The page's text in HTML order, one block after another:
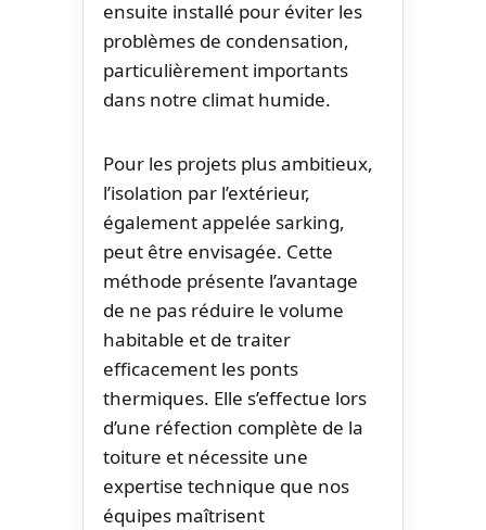
ensuite installé pour éviter les
problèmes de condensation,
particulièrement importants
dans notre climat humide.
Pour les projets plus ambitieux,
l’isolation par l’extérieur,
également appelée sarking,
peut être envisagée. Cette
méthode présente l’avantage
de ne pas réduire le volume
habitable et de traiter
efficacement les ponts
thermiques. Elle s’effectue lors
d’une réfection complète de la
toiture et nécessite une
expertise technique que nos
équipes maîtrisent